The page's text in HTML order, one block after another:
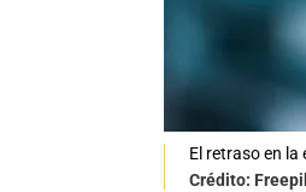
El retraso en
Crédito: